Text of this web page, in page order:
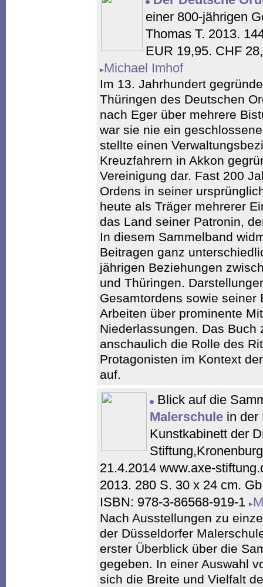
einer 800-jährigen
Thomas T. 2013.
EUR 19,95. CHF
Michael Imhof
Im 13. Jahrhundert
Thüringen des Deutschen
nach Eger über mehrere
war sie nie ein
stellte einen
Kreuzfahrern in Akkon
Vereinigung dar. Fast 200
Ordens in seiner
heute als Träger mehrerer
das Land seiner Patronin,
In diesem Sammelband
Beitragen ganz
jährigen Beziehungen
und Thüringen.
Gesamtordens sowie
Arbeiten über prominente
Niederlassungen. Das
anschaulich die Rolle des
Protagonisten im Kontext
auf.
Blick auf die
Malerschule in der
Kunstkabinett der
21.4.2014 www.axe-
2013. 280 S. 30 x 24 cm.
ISBN: 978-3-86568-919-1
Nach Ausstellungen zu
der Düsseldorfer
erster Überblick über die
gegeben. In einer Auswahl
sich die Breite und Vielfalt